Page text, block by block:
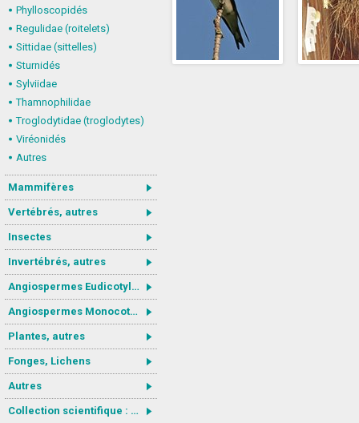
Phylloscopidés
Regulidae (roitelets)
Sittidae (sittelles)
Sturnidés
Sylviidae
Thamnophilidae
Troglodytidae (troglodytes)
Viréonidés
Autres
Mammifères
Vertébrés, autres
Insectes
Invertébrés, autres
Angiospermes Eudicotylédones
Angiospermes Monocotylédones
Plantes, autres
Fonges, Lichens
Autres
Collection scientifique : Gastrotricha